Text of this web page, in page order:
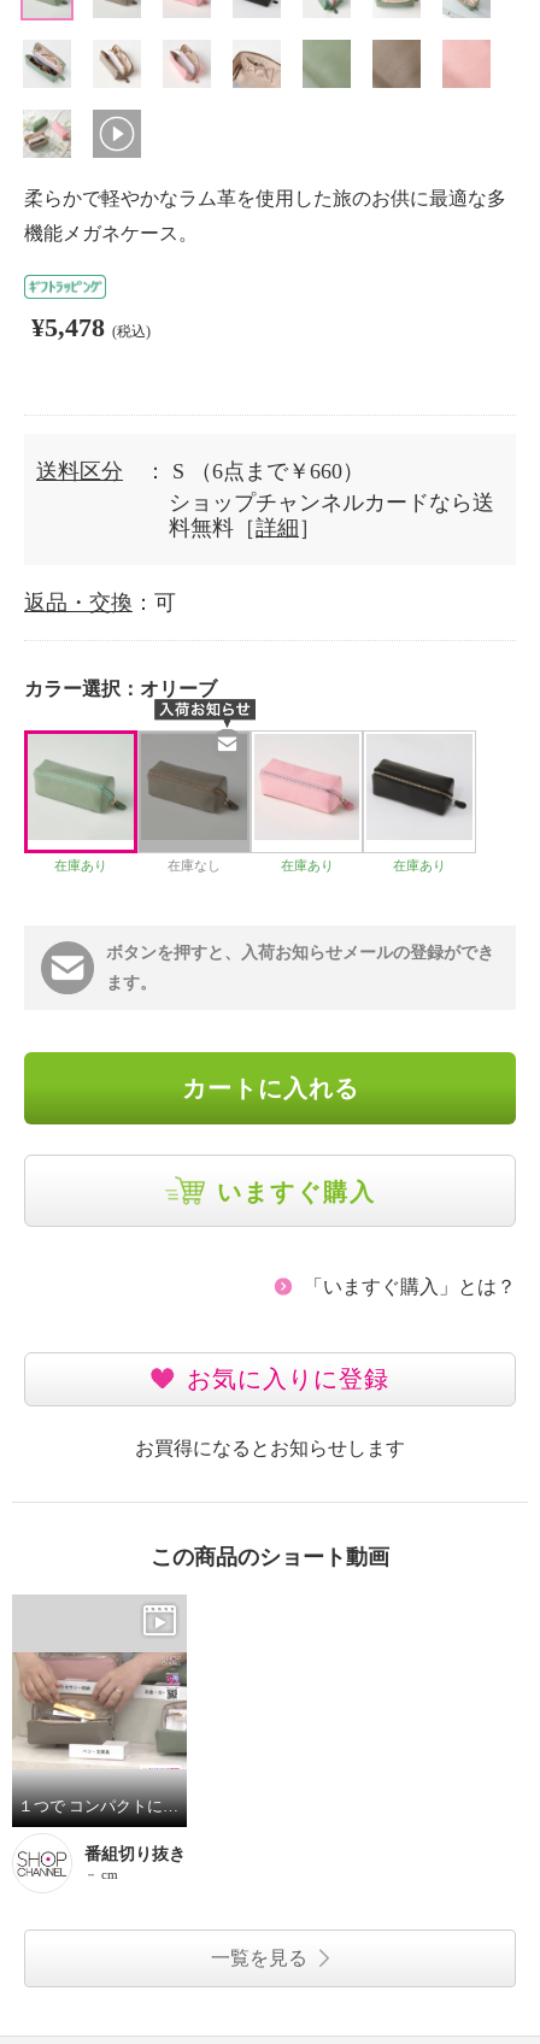
柔らかで軽やかなラム革を使用した旅のお供に最適な多
機能メガネケース。
¥5,478 (税込)
送料区分 ： S
（6点まで￥660）
ショップチャンネルカードなら送
料無料［詳細 ］
返品・交換 ：可
カラー選択： オリーブ
在庫あり 在庫なし 在庫あり 在庫あり
ボタンを押すと、入荷お知らせメールの登録ができ
ます。
カートに入れる
いますぐ購入
「いますぐ購入」とは？
お気に入りに登録
お買得になるとお知らせします
この商品のショート動画
１つで コンパクトにまとまる ラムレザーメガネケース
番組切り抜き
－ cm
一覧を見る